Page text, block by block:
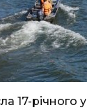
17-річного